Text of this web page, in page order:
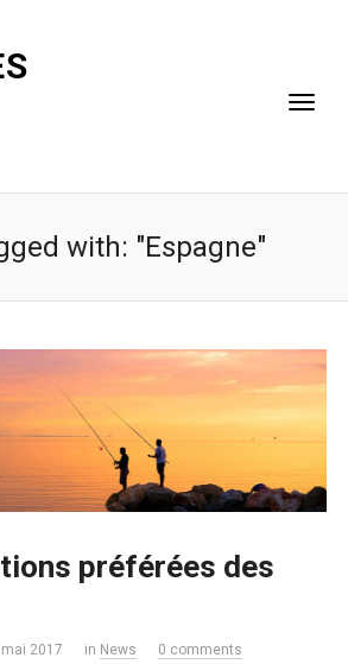
with: "Espagne"
préférées des
2017 in News 0 comments